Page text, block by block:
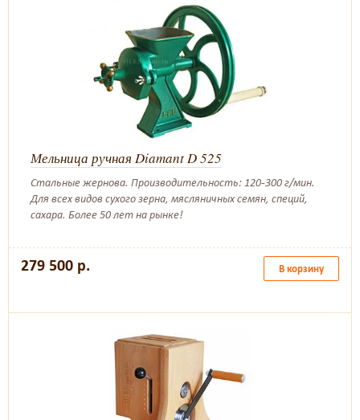
Мельница ручная Diamant D 525
Стальные жернова. Производительность: 120-300 г/мин.
Для всех видов сухого зерна, мясляничных семян, специй,
сахара. Более 50 лет на рынке!
279 500 р. В корзину